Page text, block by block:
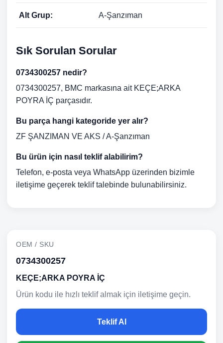
Alt Grup: A-Şanzıman
Sık Sorulan Sorular
0734300257 nedir?
0734300257, BMC markasına ait KEÇE;ARKA
POYRA İÇ parçasıdır.
Bu parça hangi kategoride yer alır?
ZF ŞANZIMAN VE AKS / A-Şanzıman
Bu ürün için nasıl teklif alabilirim?
Telefon, e-posta veya WhatsApp üzerinden bizimle
iletişime geçerek teklif talebinde bulunabilirsiniz.
OEM / SKU
0734300257
KEÇE;ARKA POYRA İÇ
Ürün kodu ile hızlı teklif almak için iletişime geçin.
Teklif Al